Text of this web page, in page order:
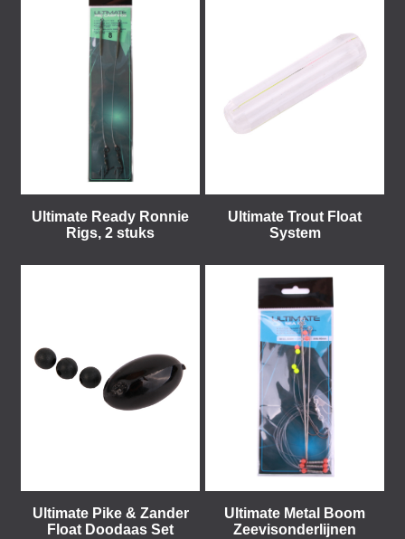
Ultimate Ready Ronnie
Rigs, 2 stuks
Ultimate Trout Float
System
Ultimate Pike & Zander
Float Doodaas Set
Ultimate Metal Boom
Zeevisonderlijnen